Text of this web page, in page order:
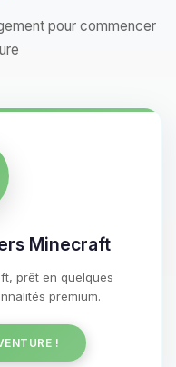
pour commencer
Minecraft
prêt en quelques
premium.
!